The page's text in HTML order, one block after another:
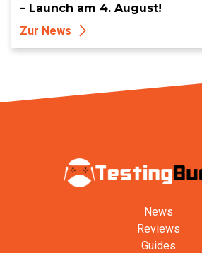
– Launch am 4. August!
Zur News
News
Reviews
Guides